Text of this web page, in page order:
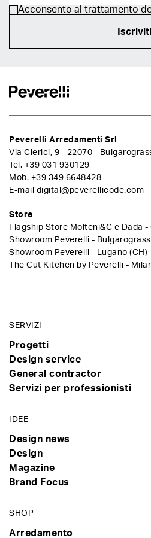
Acconsento al trattamento
Iscriviti
Peverelli Arredamenti Srl
Via Clerici, 9 - 22070 -
Tel. +39 031 930129
Mob. +39 349 6648428
E-mail digital@peverellicode.com
Store
Flagship Store Molteni&C e Dada -
Showroom Peverelli -
Showroom Peverelli - Lugano (CH)
The Cut Kitchen by Peverelli -
SERVIZI
Progetti
Design service
General contractor
Servizi per professionisti
IDEE
Design news
Design
Magazine
Brand Focus
SHOP
Arredamento